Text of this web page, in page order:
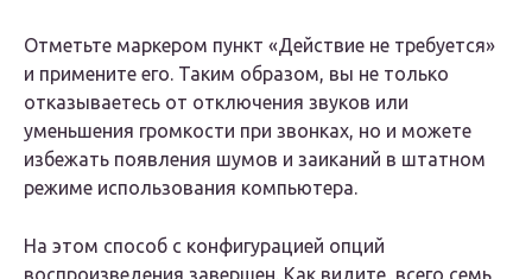
Отметьте маркером пункт «Действие не требуется»
и примените его. Таким образом, вы не только
отказываетесь от отключения звуков или
уменьшения громкости при звонках, но и можете
избежать появления шумов и заиканий в штатном
режиме использования компьютера.
На этом способ с конфигурацией опций